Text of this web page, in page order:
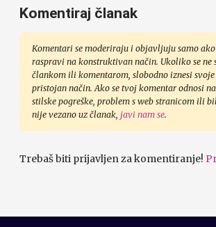
Komentiraj članak
Komentari se moderiraju i objavljuju samo
raspravi na konstruktivan način. Ukoliko se ne
člankom ili komentarom, slobodno iznesi
pristojan način. Ako se tvoj komentar odnosi
stilske pogreške, problem s web stranicom ili
nije vezano uz članak, javi nam se.
Trebaš biti prijavljen za komentiranje!